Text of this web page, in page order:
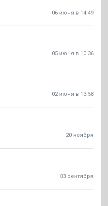
06 июня в 14:49
05 июня в 10:36
02 июня в 13:58
20 ноября
03 сентября